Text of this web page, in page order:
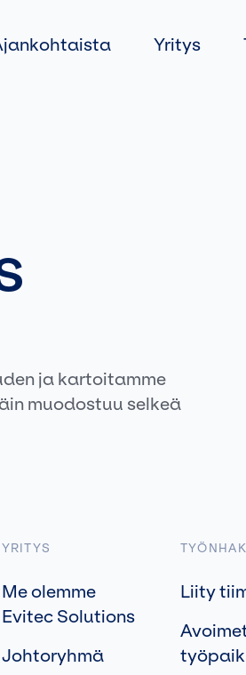
suoraan
sisältöön
Yritys
ja kartoitamme
muodostuu selkeä
YRITYS
Me olemme
Evitec Solutions
Johtoryhmä
Liity